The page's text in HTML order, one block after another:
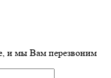
и мы Вам перезвоним